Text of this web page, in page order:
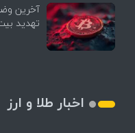
آخرین
تهدید
اخبار طلا و ارز